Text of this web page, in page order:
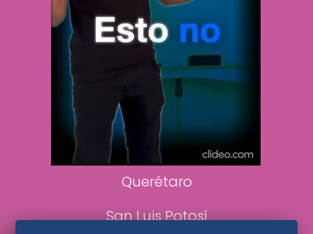
De 10 sports
DeDinero
Confabulario
Aviso Oportuno
Consultas
Querétaro
San Luis Potosí